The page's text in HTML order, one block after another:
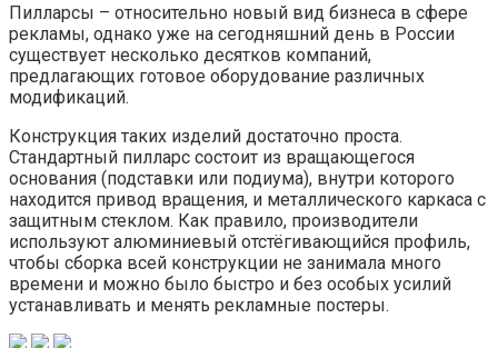
Пилларсы – относительно новый вид бизнеса в сфере
рекламы, однако уже на сегодняшний день в России
существует несколько десятков компаний,
предлагающих готовое оборудование различных
модификаций.
Конструкция таких изделий достаточно проста.
Стандартный пилларс состоит из вращающегося
основания (подставки или подиума), внутри которого
находится привод вращения, и металлического каркаса с
защитным стеклом. Как правило, производители
используют алюминиевый отстёгивающийся профиль,
чтобы сборка всей конструкции не занимала много
времени и можно было быстро и без особых усилий
устанавливать и менять рекламные постеры.